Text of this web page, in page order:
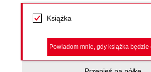
Książka
Powiadom mnie, gdy książka będzie